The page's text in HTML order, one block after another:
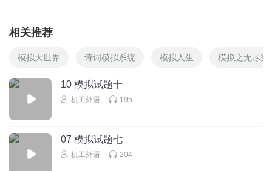
相关推荐
模拟大世界 诗词模拟系统 模拟人生 模拟之无尽空
10 模拟试题十
机工外语 195
07 模拟试题七
机工外语 204